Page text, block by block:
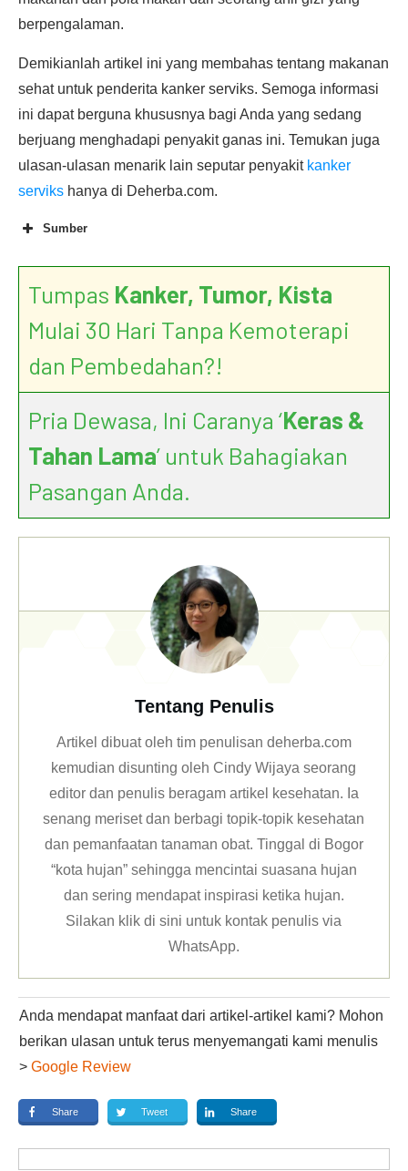
berpengalaman.
Demikianlah artikel ini yang membahas tentang makanan
sehat untuk penderita kanker serviks. Semoga informasi
ini dapat berguna khususnya bagi Anda yang sedang
berjuang menghadapi penyakit ganas ini. Temukan juga
ulasan-ulasan menarik lain seputar penyakit kanker
serviks hanya di Deherba.com.
Sumber
During Cancer Treatment
Tumpas Kanker, Tumor, Kista
Mulai 30 Hari Tanpa Kemoterapi
dan Pembedahan?!
Pria Dewasa, Ini Caranya ‘Keras &
Tahan Lama’ untuk Bahagiakan
Pasangan Anda.
Tentang Penulis
Artikel dibuat oleh tim penulisan deherba.com
kemudian disunting oleh Cindy Wijaya seorang
editor dan penulis beragam artikel kesehatan. Ia
senang meriset dan berbagi topik-topik kesehatan
dan pemanfaatan tanaman obat. Tinggal di Bogor
“kota hujan” sehingga mencintai suasana hujan
dan sering mendapat inspirasi ketika hujan.
Silakan klikdi sini untuk kontak penulis via
WhatsApp.
Anda mendapat manfaat dari artikel-artikel kami? Mohon
berikan ulasan untuk terus menyemangati kami menulis
> Google Review
Share Tweet Share